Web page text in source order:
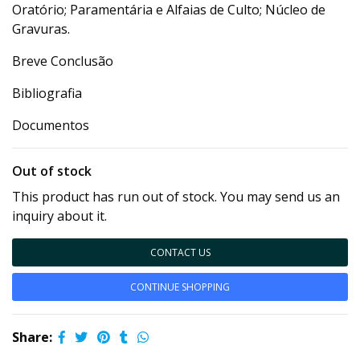
Oratório; Paramentária e Alfaias de Culto; Núcleo de
Gravuras.
Breve Conclusão
Bibliografia
Documentos
Out of stock
This product has run out of stock. You may send us an
inquiry about it.
CONTACT US
CONTINUE SHOPPING
Share: